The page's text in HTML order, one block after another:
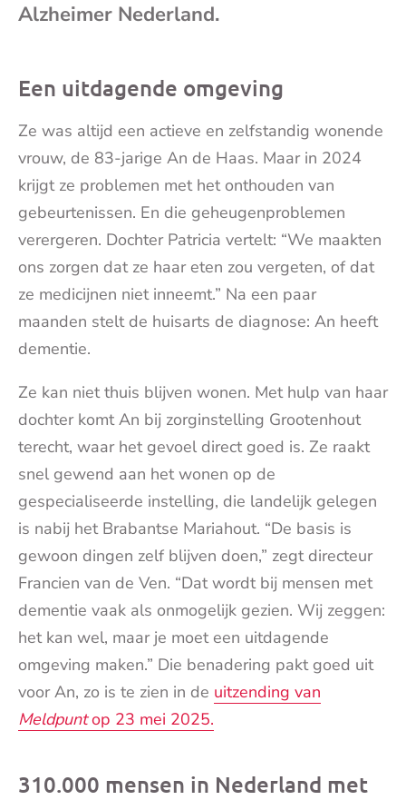
Alzheimer Nederland.
Een uitdagende omgeving
Ze was altijd een actieve en zelfstandig wonende
vrouw, de 83-jarige An de Haas. Maar in 2024
krijgt ze problemen met het onthouden van
gebeurtenissen. En die geheugenproblemen
verergeren. Dochter Patricia vertelt: “We maakten
ons zorgen dat ze haar eten zou vergeten, of dat
ze medicijnen niet inneemt.” Na een paar
maanden stelt de huisarts de diagnose: An heeft
dementie.
Ze kan niet thuis blijven wonen. Met hulp van haar
dochter komt An bij zorginstelling Grootenhout
terecht, waar het gevoel direct goed is. Ze raakt
snel gewend aan het wonen op de
gespecialiseerde instelling, die landelijk gelegen
is nabij het Brabantse Mariahout. “De basis is
gewoon dingen zelf blijven doen,” zegt directeur
Francien van de Ven. “Dat wordt bij mensen met
dementie vaak als onmogelijk gezien. Wij zeggen:
het kan wel, maar je moet een uitdagende
omgeving maken.” Die benadering pakt goed uit
voor An, zo is te zien in de uitzending van
Meldpuntop 23 mei 2025.
310.000 mensen in Nederland met